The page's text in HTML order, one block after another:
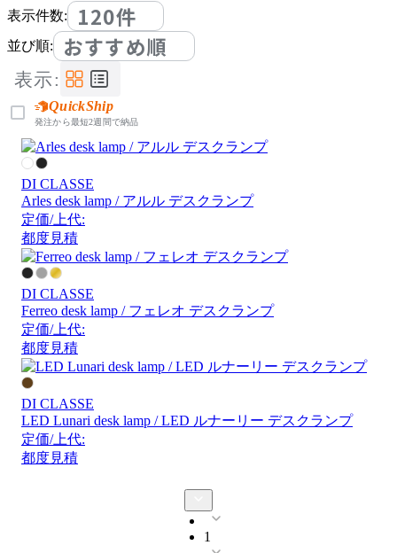
表示件数:
120件
並び順: おすすめ順
表示:
QuickShip
発注から最短2週間で納品
DI CLASSE
Arles desk lamp / アルル デスクランプ
定価/上代:
都度見積
DI CLASSE
Ferreo desk lamp / フェレオ デスクランプ
定価/上代:
都度見積
DI CLASSE
LED Lunari desk lamp / LED ルナーリー デスクランプ
定価/上代:
都度見積
1